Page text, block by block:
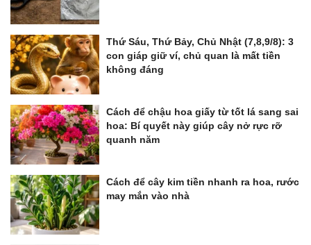
Thứ Sáu, Thứ Bảy, Chủ Nhật (7,8,9/8): 3
con giáp giữ ví, chủ quan là mất tiền
không đáng
Cách để chậu hoa giấy từ tốt lá sang sai
hoa: Bí quyết này giúp cây nở rực rỡ
quanh năm
Cách để cây kim tiền nhanh ra hoa, rước
may mắn vào nhà